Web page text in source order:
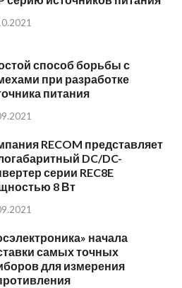
способ борьбы с
при разработке
питания
RECOM представляет
DC/DC-
серии REC8E
8 Вт
начала
самых точных
для измерения